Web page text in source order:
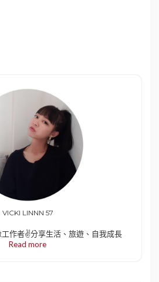
VICKI LINNN 57
作者✌️分享生活、旅遊、自我成長
Read more